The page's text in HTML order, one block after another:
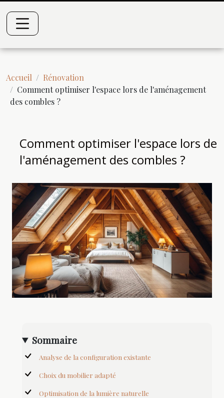
Accueil
Rénovation
Comment optimiser l'espace lors de l'aménagement
des combles ?
Comment optimiser l'espace lors de
l'aménagement des combles ?
Sommaire
Analyse de la configuration existante
Choix du mobilier adapté
Optimisation de la lumière naturelle